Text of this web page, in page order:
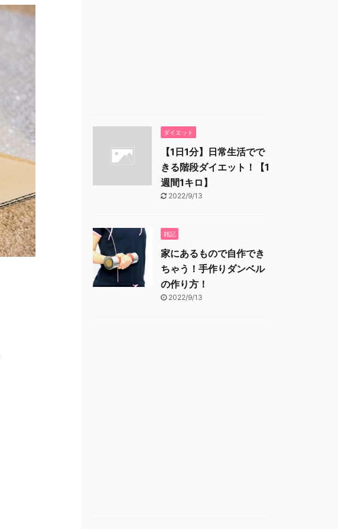
ダイエット
【1日1分】日常生活でで
きる階段ダイエット！【1
週間1キロ】
2022/9/13
雑記
家にあるもので自作でき
ちゃう！手作りダンベル
の作り方！
2022/9/13